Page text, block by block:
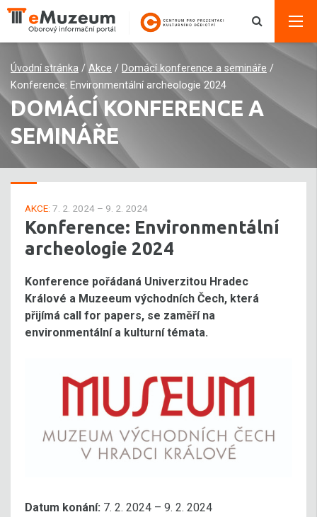
Úvodní stránka / Akce / Domácí konference a semináře /
Konference: Environmentální archeologie 2024
DOMÁCÍ KONFERENCE A
SEMINÁŘE
AKCE: 7. 2. 2024 – 9. 2. 2024
Konference: Environmentální
archeologie 2024
Konference pořádaná Univerzitou Hradec
Králové a Muzeeum východních Čech, která
přijímá call for papers, se zaměří na
environmentální a kulturní témata.
Datum konání: 7. 2. 2024 – 9. 2. 2024